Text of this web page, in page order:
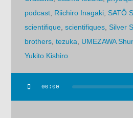
podcast Riichiro Inagaki ,SATÔ
scientifique ,scientifiques ,Silver
brothers ,tezuka UMEZAWA
Yukito Kishiro
Lecteur
00:00